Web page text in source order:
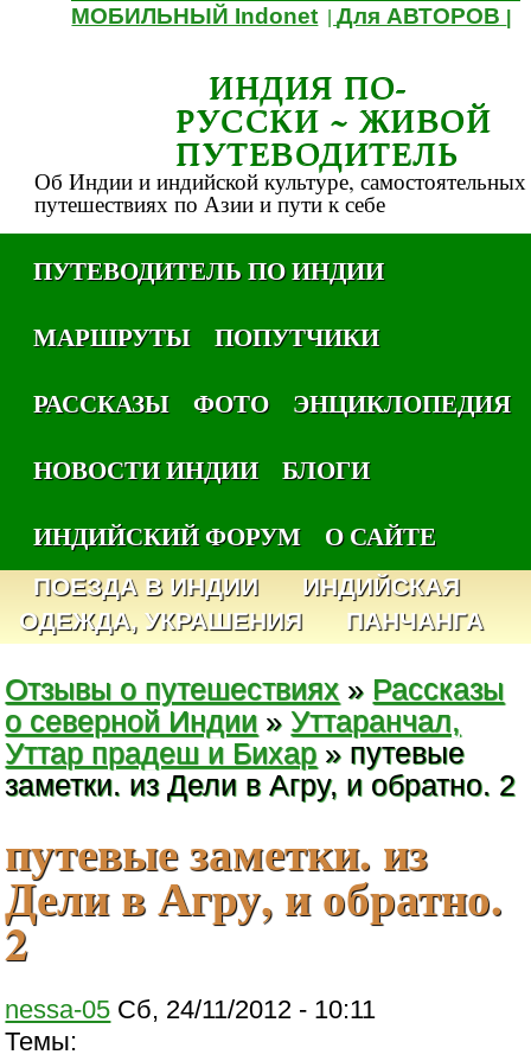
МОБИЛЬНЫЙ Indonet |Для АВТОРОВ
ИНДИЯ ПО-
РУССКИ ~ ЖИВОЙ
ПУТЕВОДИТЕЛЬ
Об Индии и индийской культуре, самостоятельных
путешествиях по Азии и пути к себе
ПУТЕВОДИТЕЛЬ ПО ИНДИИ
МАРШРУТЫ
ПОПУТЧИКИ
РАССКАЗЫ
ФОТО
ЭНЦИКЛОПЕДИЯ
НОВОСТИ ИНДИИ
БЛОГИ
ИНДИЙСКИЙ ФОРУМ
О САЙТЕ
ПОЕЗДА В ИНДИИ
ИНДИЙСКАЯ
ОДЕЖДА, УКРАШЕНИЯ
ПАНЧАНГА
Отзывы о путешествиях » Рассказы
о северной Индии » Уттаранчал,
Уттар прадеш и Бихар » путевые
заметки. из Дели в Агру, и обратно. 2
путевые заметки. из
Дели в Агру, и обратно.
2
nessa-05 Сб, 24/11/2012 - 10:11
Темы: